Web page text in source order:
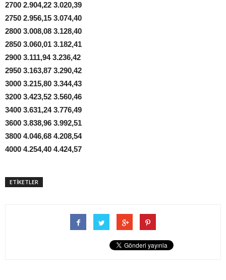
2700 2.904,22 3.020,39
2750 2.956,15 3.074,40
2800 3.008,08 3.128,40
2850 3.060,01 3.182,41
2900 3.111,94 3.236,42
2950 3.163,87 3.290,42
3000 3.215,80 3.344,43
3200 3.423,52 3.560,46
3400 3.631,24 3.776,49
3600 3.838,96 3.992,51
3800 4.046,68 4.208,54
4000 4.254,40 4.424,57
ETİKETLER